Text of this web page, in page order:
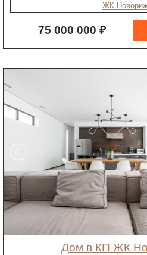
ЖК
75 000 000 ₽
дом в КП ЖК